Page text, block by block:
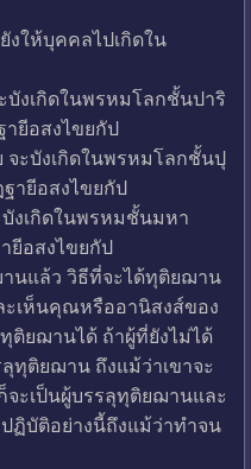
ให้บุคคลไปเกิดใน
งเกิดในพรหมโลกชั้นปาริ
ยีอสงไขยกัป
ะบังเกิดในพรหมโลกชั้นปุ
ายีอสงไขยกัป
งเกิดในพรหมชั้นมหา
ยีอสงไขยกัป
นแล้ว วิธีที่จะได้ทุติยฌาน
เห็นคุณหรืออานิสงส์ของ
ติยฌานได้ ถ้าผู้ที่ยังไม่ได้
ทุติยฌาน ถึงแม้ว่าเขาจะ
จะเป็นผู้บรรลุทุติยฌานและ
ฏิบัติอย่างนี้ถึงแม้ว่าทำจน